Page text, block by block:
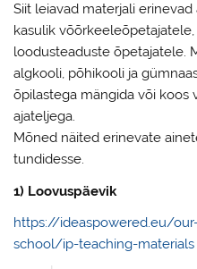
Siit leiavad materjali
kasulik
loodusteaduste õpetajatele.
algkooli, põhikooli ja
õpilastega mängida või koos
ajateljega.
Mõned näited erinevate
tundidesse.
1) Loovuspäevik
https://ideaspowered.eu/
school/ip-teaching-materials